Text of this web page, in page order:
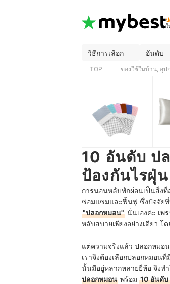
ใ
วิธีการเลือก อันดับ
TOP ของใช้ในบ้าน, อุ
10 อันดับ ป
ป้องกันไรฝุ่น
การนอนหลับพักผ่อนเป็นสิ่งที่
ซ่อมแซมและฟื้นฟู ซึ่งปัจจัยที่
"ปลอกหมอน" นั่นเองค่ะ เ
หลับสบายเพียงอย่างเดียว โ
แต่ความจริงแล้ว ปลอกหมอ
เราจึงต้องเลือกปลอกหมอน
นั้นมีอยู่หลากหลายยี่ห้อ จึงท
ปลอกหมอน พร้อม 10 อันดั